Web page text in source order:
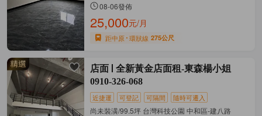
08-06發佈
25,000元/月
距中原 環狀線 275公尺
店面
全新黃金店面租-東森楊小姐
0910-326-068
近捷運 可登記 可隔間 隨時可遷入
尚未裝潢/99.5坪 台灣科技公園 中和區-建八路